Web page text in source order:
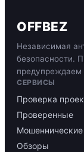
OFFBEZ
Независимая
безопасности.
предупреждаем
СЕРВИСЫ
Проверка
Проверенные
Мошеннические
Обзоры